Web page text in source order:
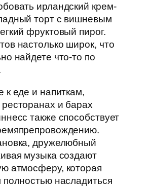
ирландский крем-
торт с вишневым
фруктовый пирог.
настолько широк, что
найдете что-то по
к еде и напиткам,
и барах
также способствует
дружелюбный
музыка создают
атмосферу, которая
полностью насладиться